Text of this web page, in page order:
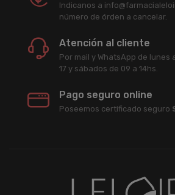
Indicanos a
número de órden a cancelar.
Atención al cliente
Por mail y WhatsApp de lunes
17 y sábados de 09 a 14hs.
Pago seguro online
Poseemos certificado seguro